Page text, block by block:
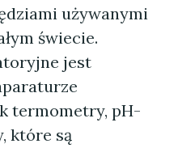
używanymi
świecie.
jest
termometry, pH-
które są